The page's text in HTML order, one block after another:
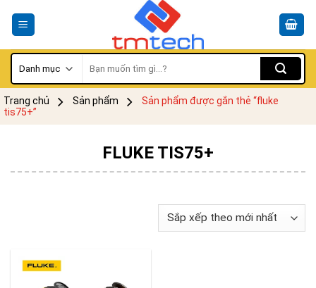
kiếm:
Trang chủ Sản phẩm
Sản phẩm được gắn thẻ “fluke
tis75+”
FLUKE TIS75+